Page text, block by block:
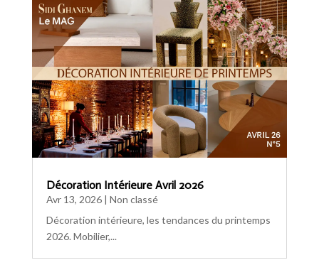
Décoration Intérieure Avril 2026
Avr 13, 2026| Non classé
Décoration intérieure, les tendances du printemps
2026. Mobilier,...